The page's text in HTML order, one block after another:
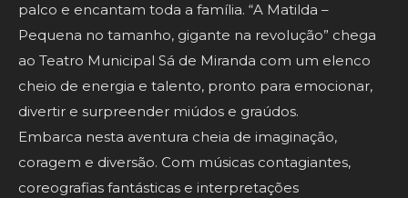
palco e encantam toda a família. “A Matilda –
Pequena no tamanho, gigante na revolução” chega
ao Teatro Municipal Sá de Miranda com um elenco
cheio de energia e talento, pronto para emocionar,
divertir e surpreender miúdos e graúdos.
Embarca nesta aventura cheia de imaginação,
coragem e diversão. Com músicas contagiantes,
coreografias fantásticas e interpretações